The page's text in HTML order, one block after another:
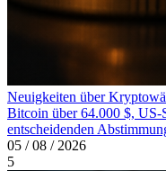
Neuigkeiten über
Bitcoin über 64.000 $,
entscheidenden
05 / 08 / 2026
5